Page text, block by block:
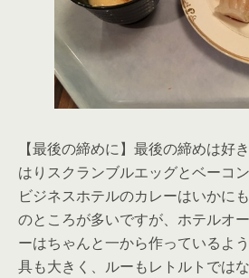
【最後の締めに】最後の締めは好
はりスクランブルエッグとベーコ
ビジネスホテルのカレーはいかに
のところが多いですが、ホテルオ
ーはちゃんと一から作っているよう
具も大きく、ルーもレトルトではな